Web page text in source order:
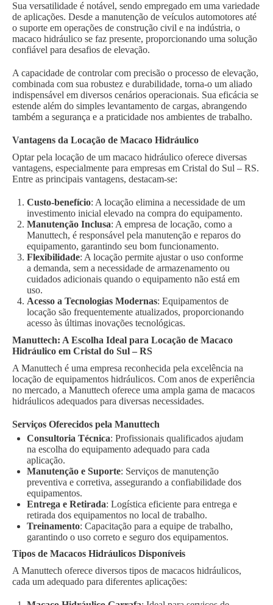
Sua versatilidade é notável, sendo empregado em uma variedade
de aplicações. Desde a manutenção de veículos automotores até
o suporte em operações de construção civil e na indústria, o
macaco hidráulico se faz presente, proporcionando uma solução
confiável para desafios de elevação.
A capacidade de controlar com precisão o processo de elevação,
combinada com sua robustez e durabilidade, torna-o um aliado
indispensável em diversos cenários operacionais. Sua eficácia se
estende além do simples levantamento de cargas, abrangendo
também a segurança e a praticidade nos ambientes de trabalho.
Vantagens da Locação de Macaco Hidráulico
Optar pela locação de um macaco hidráulico oferece diversas
vantagens, especialmente para empresas em Cristal do Sul – RS.
Entre as principais vantagens, destacam-se:
Custo-benefício: A locação elimina a necessidade de um
investimento inicial elevado na compra do equipamento.
Manutenção Inclusa: A empresa de locação, como a
Manuttech, é responsável pela manutenção e reparos do
equipamento, garantindo seu bom funcionamento.
Flexibilidade: A locação permite ajustar o uso conforme
a demanda, sem a necessidade de armazenamento ou
cuidados adicionais quando o equipamento não está em
uso.
Acesso a Tecnologias Modernas: Equipamentos de
locação são frequentemente atualizados, proporcionando
acesso às últimas inovações tecnológicas.
Manuttech: A Escolha Ideal para Locação de Macaco
Hidráulico em Cristal do Sul – RS
A Manuttech é uma empresa reconhecida pela excelência na
locação de equipamentos hidráulicos. Com anos de experiência
no mercado, a Manuttech oferece uma ampla gama de macacos
hidráulicos adequados para diversas necessidades.
Serviços Oferecidos pela Manuttech
Consultoria Técnica: Profissionais qualificados ajudam
na escolha do equipamento adequado para cada
aplicação.
Manutenção e Suporte: Serviços de manutenção
preventiva e corretiva, assegurando a confiabilidade dos
equipamentos.
Entrega e Retirada: Logística eficiente para entrega e
retirada dos equipamentos no local de trabalho.
Treinamento: Capacitação para a equipe de trabalho,
garantindo o uso correto e seguro dos equipamentos.
Tipos de Macacos Hidráulicos Disponíveis
A Manuttech oferece diversos tipos de macacos hidráulicos,
cada um adequado para diferentes aplicações: